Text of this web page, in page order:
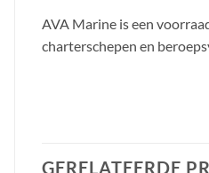
AVA Marine is een
charterschepen en
GERELATEERDE